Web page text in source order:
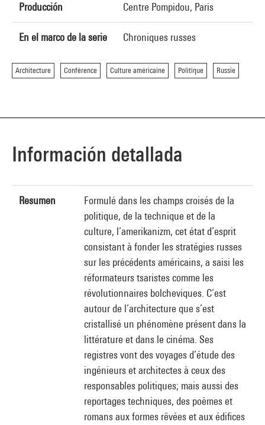
Producción Centre Pompidou, Paris
En el marco de la serie Chroniques russes
Architecture Conférence Culture américaine Politique Russie
Información detallada
Resumen
Formulé dans les champs croisés de la
politique, de la technique et de la
culture, l’amerikanizm, cet état d’esprit
consistant à fonder les stratégies russes
sur les précédents américains, a saisi les
réformateurs tsaristes comme les
révolutionnaires bolcheviques. C’est
autour de l’architecture que s’est
cristallisé un phénomène présent dans la
littérature et dans le cinéma. Ses
registres vont des voyages d’étude des
ingénieurs et architectes à ceux des
responsables politiques; mais aussi des
reportages techniques, des poèmes et
romans aux formes rêvées et aux édifices